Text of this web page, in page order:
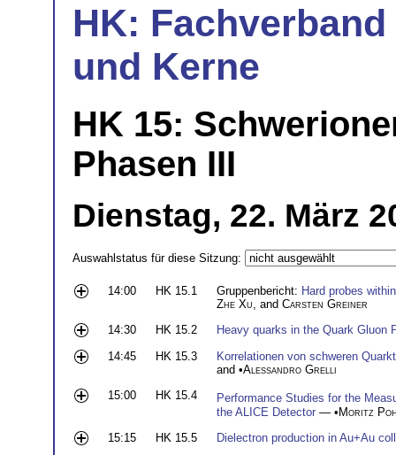
HK:
und Kerne
HK 15:
Phasen III
Dienstag, 22. März
Auswahlstatus für diese Sitzung:
14:00 HK 15.1 Gruppenbericht: Hard probes
Zhe Xu , and Carsten Greiner
14:30
HK 15.2
Heavy quarks in the Quark Gluon
14:45
HK 15.3
Korrelationen von schweren
and •Alessandro Grelli
15:00
HK 15.4
Performance Studies for the
the ALICE Detector — • Moritz
15:15
HK 15.5 Dielectron production in Au+Au